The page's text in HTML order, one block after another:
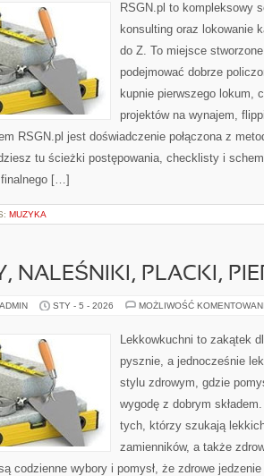
RSGN.pl to kompleksowy
konsulting oraz lokowanie
do Z. To miejsce
podejmować dobrze
kupnie pierwszego lokum,
projektów na wynajem,
RSGN.pl jest doświadczenie połączona z
tu ścieżki postępowania, checklisty i
finalnego […]
MUZYKA
NALEŚNIKI, PLACKI,
STY - 5 - 2026 MOŻLIWOŚĆ
Lekkowkuchni to zakątek
pysznie, a jednocześnie
stylu zdrowym, gdzie
wygodę z dobrym
tych, którzy szukają
zamienników, a także
codzienne wybory i pomysł, że zdrowe